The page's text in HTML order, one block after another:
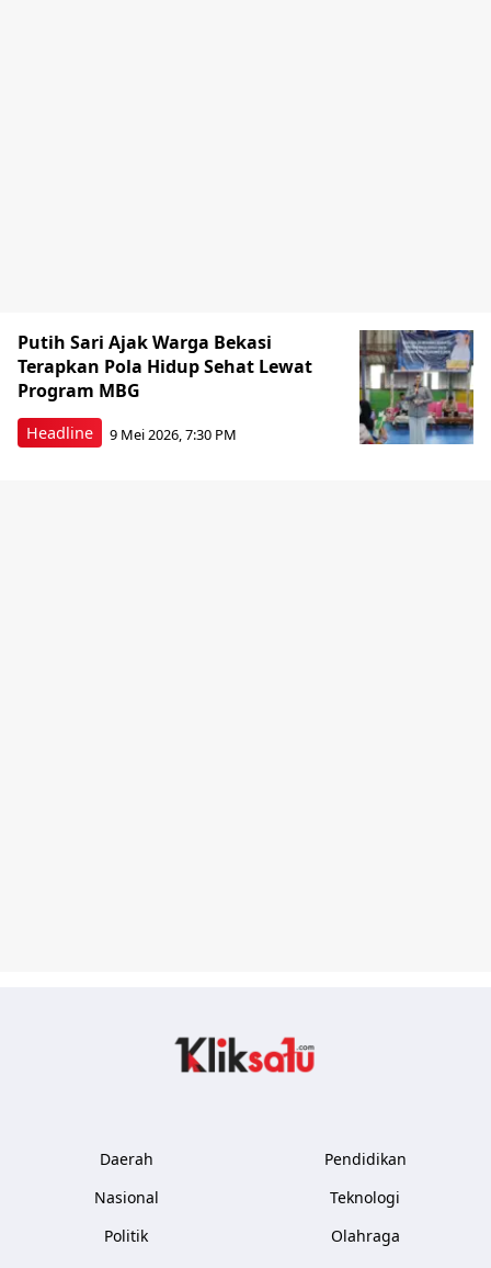
Headline
Putih Sari Ajak Warga Bekasi
Terapkan Pola Hidup Sehat Lewat
Program MBG
9 Mei 2026, 7:30 PM
Daerah
Nasional
Politik
Pendidikan
Teknologi
Olahraga